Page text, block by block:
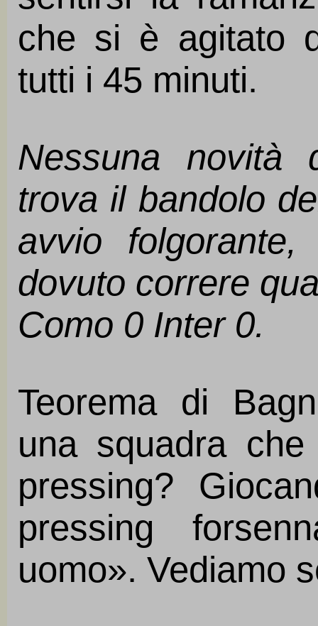
che si è agitato
tutti i 45 minuti.
Nessuna novità
trova il bandolo
avvio
dovuto correre
Como 0 Inter 0.
Teorema di
una squadra
pressing?
pressing
uomo». Vediamo